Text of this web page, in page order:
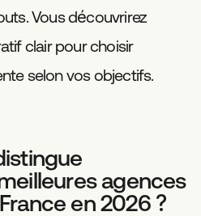
Vous découvrirez
clair pour choisir
selon vos objectifs.
agences
en 2026 ?